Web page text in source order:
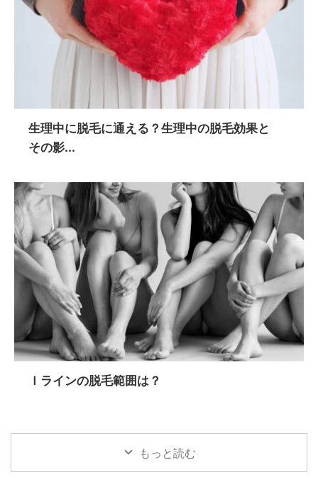
生理中に脱毛に通える？生理中の脱毛効果と
その影...
Ｉラインの脱毛範囲は？
もっと読む